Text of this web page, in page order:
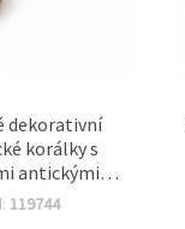
dekorativní
korálky s
antickými
mm, velký
119744